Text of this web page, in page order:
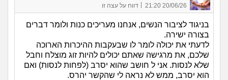
20/06/26 21:20
| דווח על עצה זו
בניגוד לציבור הנשים, אנחנו מעריכים כנות ולומר דברים
בצורה ישירה.
לדעתי את יכולה לומר לו שבעקבות ההיכרות הארוכה
שלכם, את מרגישה שאתם יכולים להיות זוג מוצלח וחבל
שלא לנסות. אני ל חושב שהוא יסרב (לפחות לנסות) ואם
הוא יסרב, ממש לא נראה לי שהקשר יהרס.